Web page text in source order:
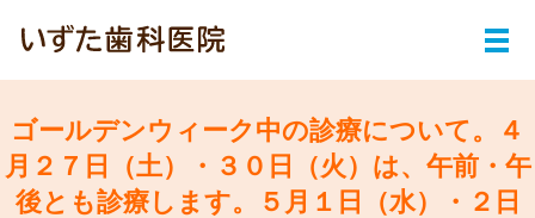
メ
ゴールデンウィーク中の診療について。４
月２７日（土）・３０日（火）は、午前・午
後とも診療します。５月１日（水）・２日